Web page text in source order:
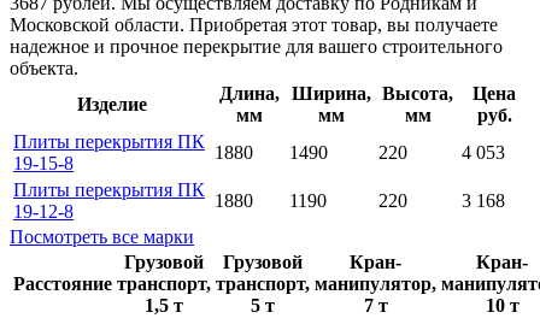
Московской области. Приобретая этот товар, вы получаете
надежное и прочное перекрытие для вашего строительного
объекта.
Изделие
Длина,
мм
Ширина,
мм
Высота,
мм
Цена
руб.
Плиты перекрытия ПК
19-15-8
1880 1490 220
4 053
Плиты перекрытия ПК
19-12-8
1880 1190 220
3 168
Посмотреть все марки
Расстояние
Грузовой
транспорт,
1,5 т
Грузовой
транспорт,
5 т
Кран-
манипулятор,
7 т
Кран-
10 т